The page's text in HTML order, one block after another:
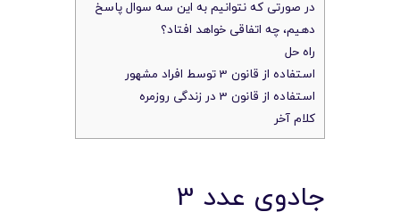
در صورتی که نتوانیم به این سه سوال پاسخ
دهیم، چه اتفاقی خواهد افتاد؟
راه حل
استفاده از قانون 3 توسط افراد مشهور
استفاده از قانون 3 در زندگی روزمره
کلام آخر
جادوی عدد 3